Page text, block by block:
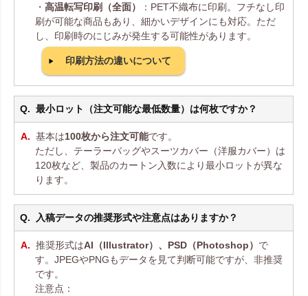
・ 高温転写印刷（全面）
：PET不織布に印刷。フチなし印
刷が可能な商品もあり、細かいデザインにも対応。ただ
し、印刷時のにじみが発生する可能性があります。
印刷方法の違いについて
最小ロット（注文可能な最低数量）は何枚ですか？
基本は100枚から注文可能です。
ただし、テーラーバッグやスーツカバー（洋服カバー）は
120枚など、製品のカートン入数により最小ロットが異な
ります。
入稿データの推奨形式や注意点はありますか？
推奨形式はAI（Illustrator）、PSD（Photoshop） で
す。JPEGやPNGもデータを見て判断可能ですが、非推奨
です。
注意点：